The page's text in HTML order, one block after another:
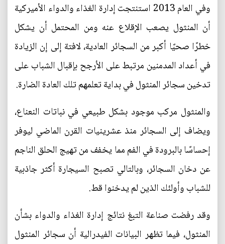
وفي العام 2013 استنتجت إدارة الغذاء والدواء الأميركية
أن المنثول يصعب الإقلاع عنه ومن المحتمل أن يشكل
خطرًا صحيًا أكبر من السجائر العادية، لافتة إلى إن الزيادة
في أعداد المدمنين مرتبط على الأرجح بإقبال الشباب على
تدخين سجائر المنثول في بداية تعلمهم تلك العادة الضارة.
والمنثول مركب موجود بشكل طبيعي في نباتات النعناع،
ويضاف إلى السجائر منذ عشرينيات القرن الماضي ليوفر
إحساسًا بالبرودة في الفم مما يخفف من تهيج الحلق الناجم
عن دخان السجائر، وبالتالي تصبح السيجارة أكثر جاذبية
للشباب وأولئك الذين لم يدخنوا قط.
وقد رفضت صناعة التبغ نتائج إدارة الغذاء والدواء بشأن
المنثول، فيما تظهر البيانات الفيدرالية أن سجائر المنثول